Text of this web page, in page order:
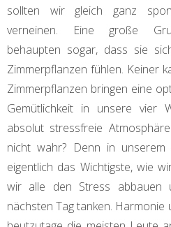
sollten wir gleich ganz
verneinen. Eine große
behaupten sogar, dass sie
Zimmerpflanzen fühlen. Keiner
Zimmerpflanzen bringen eine
Gemütlichkeit in unsere vier
absolut stressfreie
nicht wahr? Denn in unserem
eigentlich das Wichtigste, wie
wir alle den Stress
nächsten Tag tanken.